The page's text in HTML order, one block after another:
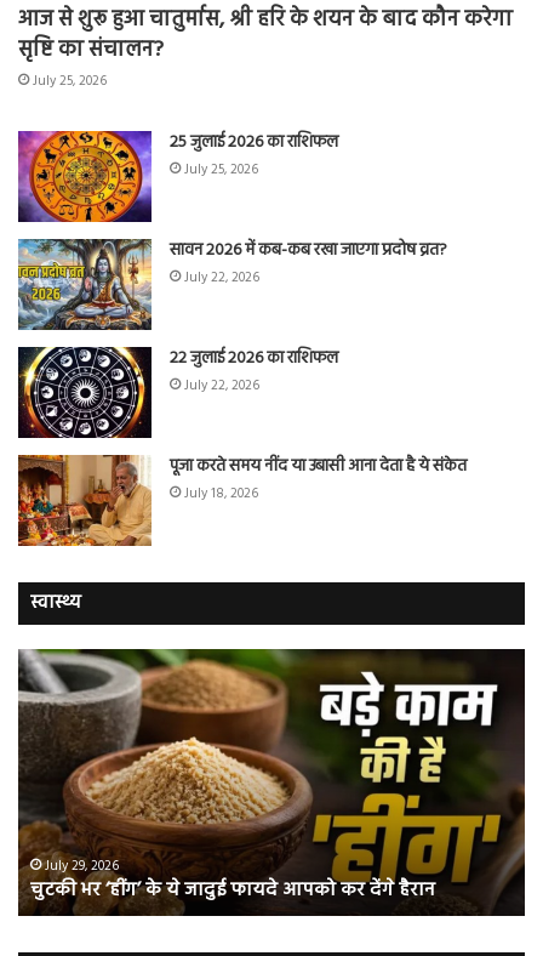
आज से शुरू हुआ चातुर्मास, श्री हरि के शयन के बाद कौन करेगा
सृष्टि का संचालन?
July 25, 2026
25 जुलाई 2026 का राशिफल
July 25, 2026
सावन 2026 में कब-कब रखा जाएगा प्रदोष व्रत?
July 22, 2026
22 जुलाई 2026 का राशिफल
July 22, 2026
पूजा करते समय नींद या उबासी आना देता है ये संकेत
July 18, 2026
स्वास्थ्य
चुटकी
भर
‘हींग’
के
ये
फायदे
आपको
कर
देंगे
हैरान
July 29, 2026
चुटकी भर ‘हींग’ के ये जादुई फायदे आपको कर देंगे हैरान
भी
हो
हैं